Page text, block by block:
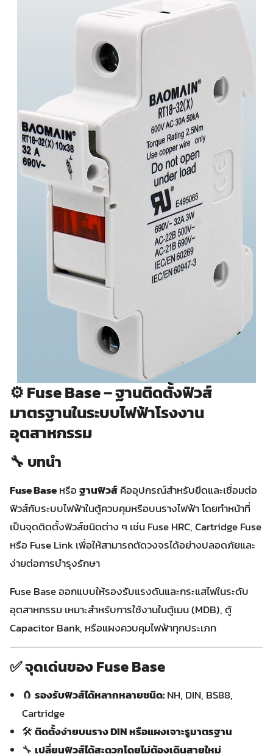
⚙️Fuse Base – ฐานติดตั้งฟิวส์
มาตรฐานในระบบไฟฟ้าโรงงาน
อุตสาหกรรม
🔧 บทนำ
Fuse Baseหรือฐานฟิวส์คืออุปกรณ์สำหรับยึดและเชื่อมต่อ
ฟิวส์กับระบบไฟฟ้าในตู้ควบคุมหรือบนรางไฟฟ้า โดยทำหน้าที่
เป็นจุดติดตั้งฟิวส์ชนิดต่าง ๆ เช่น Fuse HRC, Cartridge Fuse
หรือ Fuse Link เพื่อให้สามารถตัดวงจรได้อย่างปลอดภัยและ
ง่ายต่อการบำรุงรักษา
Fuse Base ออกแบบให้รองรับแรงดันและกระแสไฟในระดับ
อุตสาหกรรม เหมาะสำหรับการใช้งานในตู้เมน (MDB), ตู้
Capacitor Bank, หรือแผงควบคุมไฟฟ้าทุกประเภท
✅ จุดเด่นของ Fuse Base
🧲รองรับฟิวส์ได้หลากหลายชนิด:NH, DIN, BS88,
Cartridge
🛠️ติดตั้งง่ายบนราง DIN หรือแผงเจาะรูมาตรฐาน
🔧เปลี่ยนฟิวส์ได้สะดวกโดยไม่ต้องเดินสายใหม่